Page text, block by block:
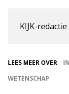
KIJK-redactie
LEES MEER OVER
WETENSCHAP